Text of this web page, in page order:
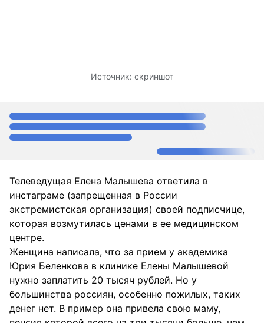
Источник: скриншот
Телеведущая Елена Малышева ответила в
инстаграме (запрещенная в России
экстремистская организация) своей подписчице,
которая возмутилась ценами в ее медицинском
центре.
Женщина написала, что за прием у академика
Юрия Беленкова в клинике Елены Малышевой
нужно заплатить 20 тысяч рублей. Но у
большинства россиян, особенно пожилых, таких
денег нет. В пример она привела свою маму,